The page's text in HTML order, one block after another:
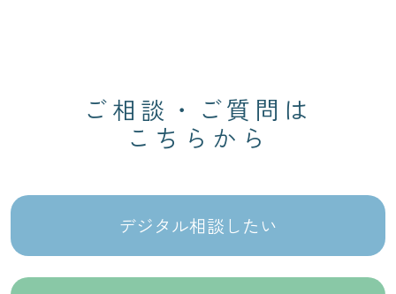
ご相談・ご質問は
こちらから
デジタル相談したい